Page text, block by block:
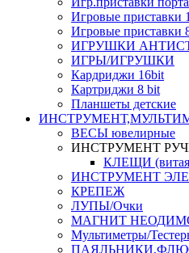
Игровые приставки
Игровые приставки
ИГРУШКИ
ИГРЫ/ИГРУШКИ
Кардриджи 16bit
Картриджи 8 bit
Планшеты детские
ВЕСЫ ювелирные
ИНСТРУМЕНТ
КЛЕЩИ (витая
ИНСТРУМЕНТ
КРЕПЕЖ
ЛУПЫ/Очки
МАГНИТ
Мультиметры/